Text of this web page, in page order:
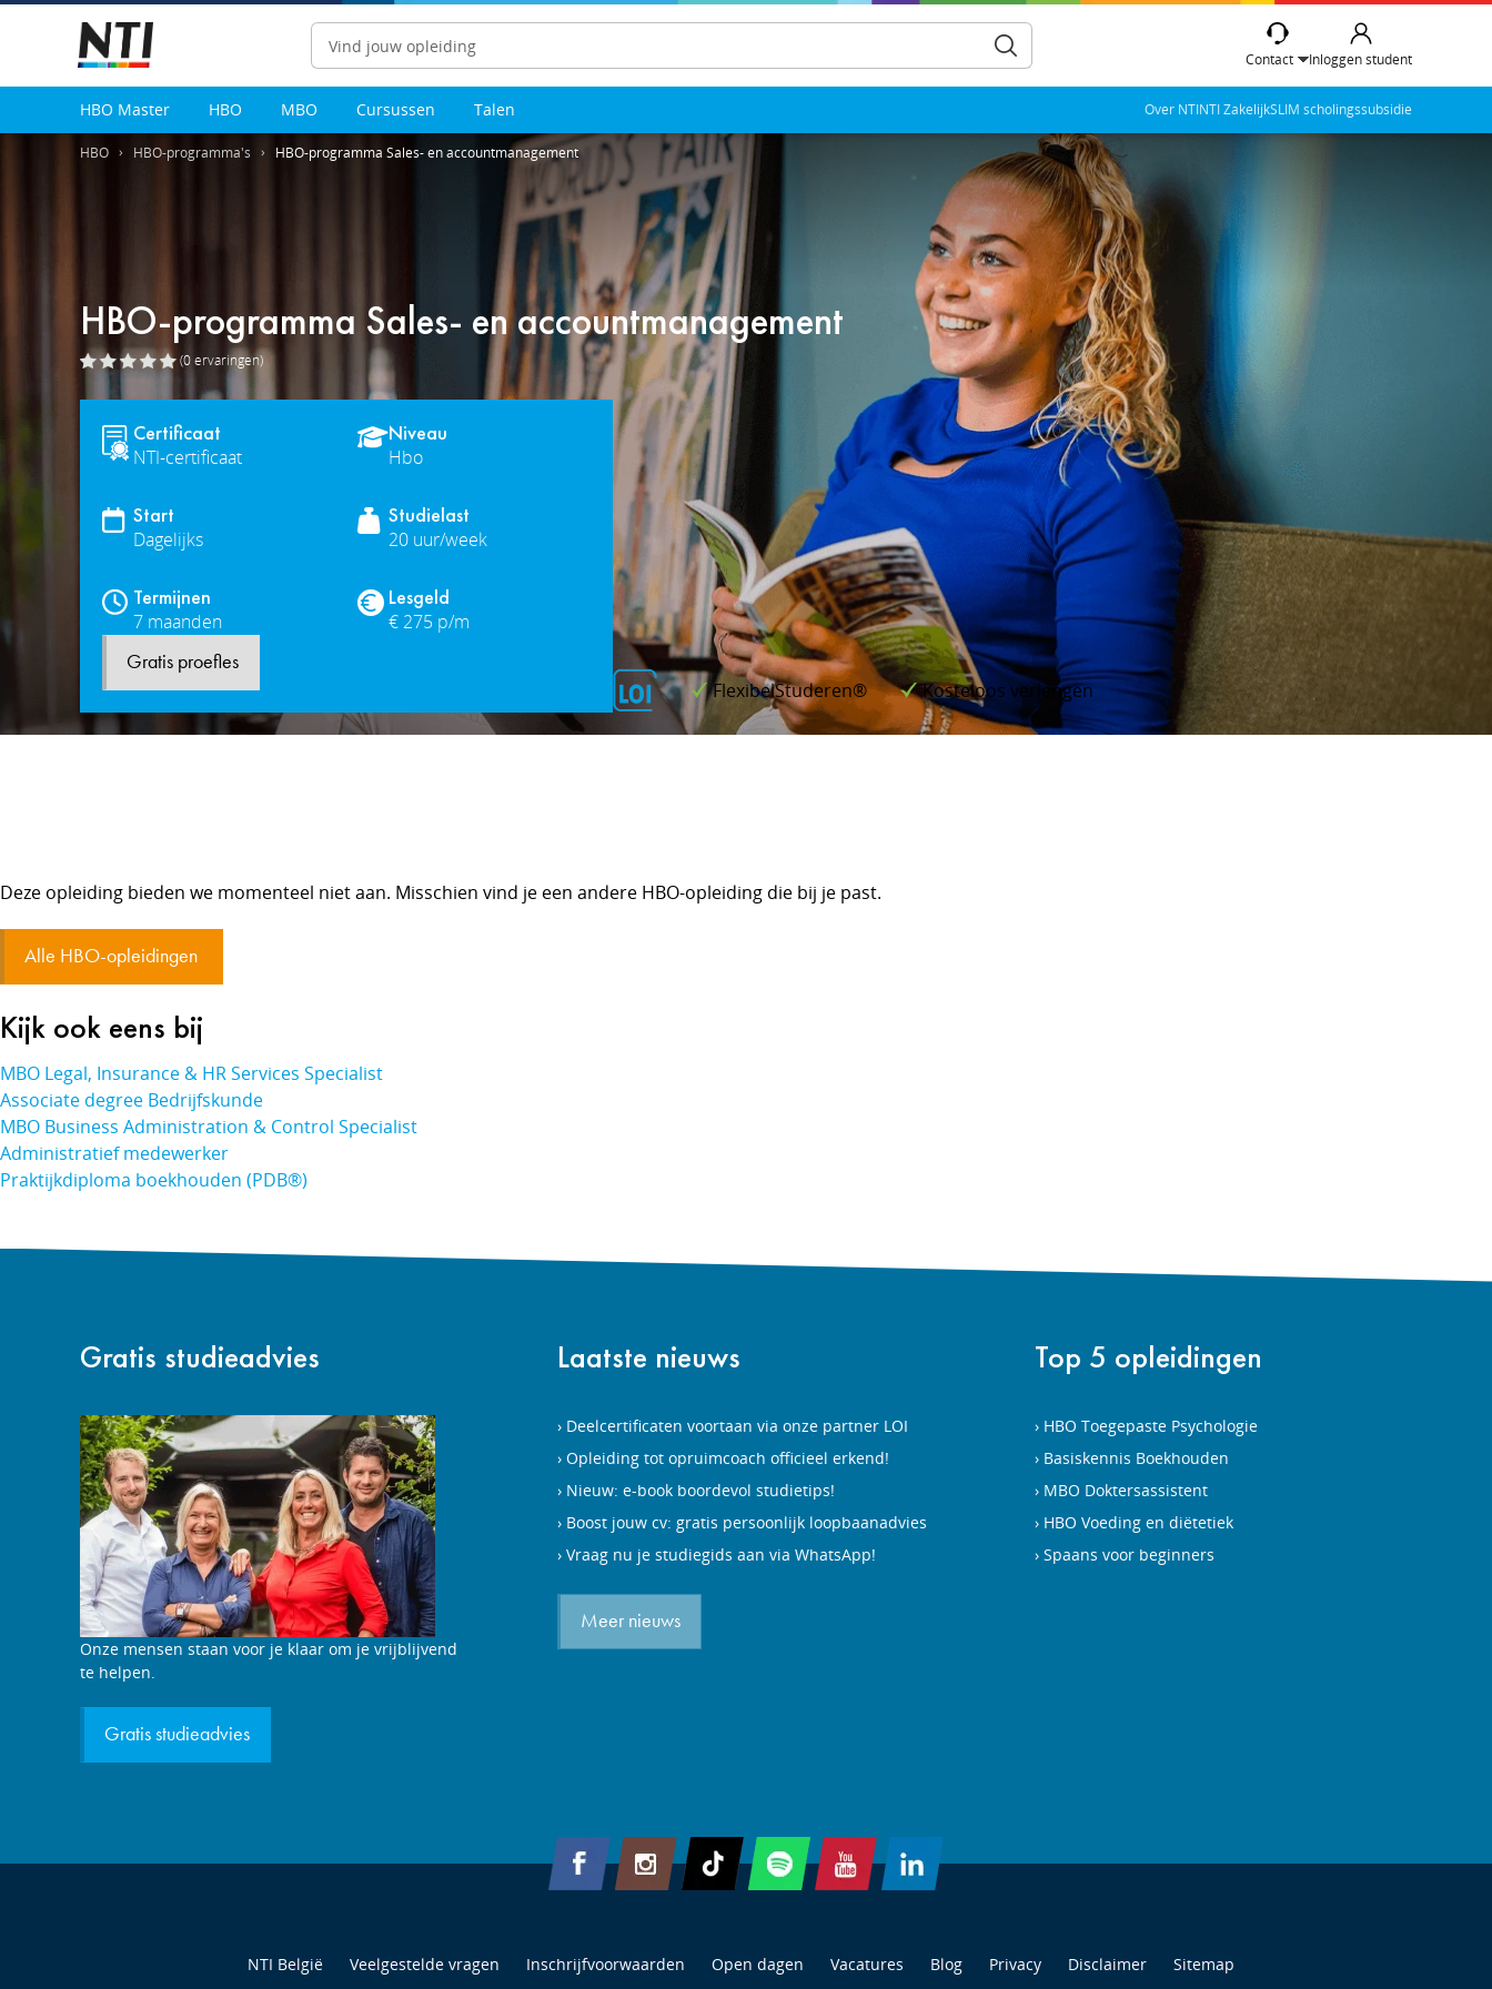
Zoeken
Contact Inloggen student
HBO Master HBO MBO Cursussen Talen Over NTINTI ZakelijkSLIM scholingssubsidie
HBO HBO-programma's HBO-programma Sales- en accountmanagement
HBO-programma Sales- en accountmanagement
(0ervaringen)
Certificaat
NTI-certificaat
Niveau
Hbo
Start
Dagelijks
Studielast
20 uur/week
Termijnen
7 maanden
Lesgeld
€ 275 p/m
Gratis proefles
FlexibelStuderen® Kosteloos verlengen
Deze opleiding bieden we momenteel niet aan. Misschien vind je een andere HBO-opleiding die bij je past.
Alle HBO-opleidingen
Kijk ook eens bij
MBO Legal, Insurance & HR Services Specialist
Associate degree Bedrijfskunde
MBO Business Administration & Control Specialist
Administratief medewerker
Praktijkdiploma boekhouden (PDB®)
Gratis studieadvies
Studieadviesgesprek
aanvragen
Onze mensen staan voor je klaar om je vrijblijvend
te helpen.
Gratis studieadvies
Laatste nieuws
Deelcertificaten voortaan via onze partner LOI
Opleiding tot opruimcoach officieel erkend!
Nieuw: e-book boordevol studietips!
Boost jouw cv: gratis persoonlijk loopbaanadvies
Vraag nu je studiegids aan via WhatsApp!
Meer nieuws
Top 5 opleidingen
HBO Toegepaste Psychologie
Basiskennis Boekhouden
MBO Doktersassistent
HBO Voeding en diëtetiek
Spaans voor beginners
NTI België Veelgestelde vragen Inschrijfvoorwaarden Open dagen Vacatures Blog Privacy Disclaimer Sitemap